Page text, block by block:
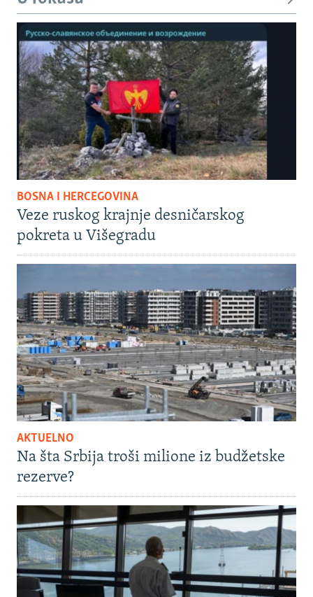
BOSNA I HERCEGOVINA
Veze ruskog krajnje desničarskog
pokreta u Višegradu
AKTUELNO
Na šta Srbija troši milione iz budžetske
rezerve?